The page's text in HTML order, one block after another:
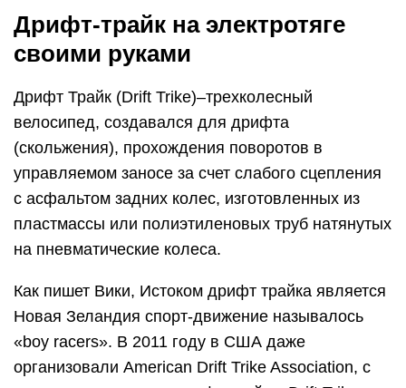
Дрифт-трайк на электротяге
своими руками
Дрифт Трайк (Drift Trike)–трехколесный
велосипед, создавался для дрифта
(скольжения), прохождения поворотов в
управляемом заносе за счет слабого сцепления
с асфальтом задних колес, изготовленных из
пластмассы или полиэтиленовых труб натянутых
на пневматические колеса.
Как пишет Вики, Истоком дрифт трайка является
Новая Зеландия спорт-движение называлось
«boy racers». В 2011 году в США даже
организовали American Drift Trike Association, с